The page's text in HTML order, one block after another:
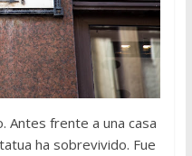
Antes frente a una casa
ha sobrevivido. Fue